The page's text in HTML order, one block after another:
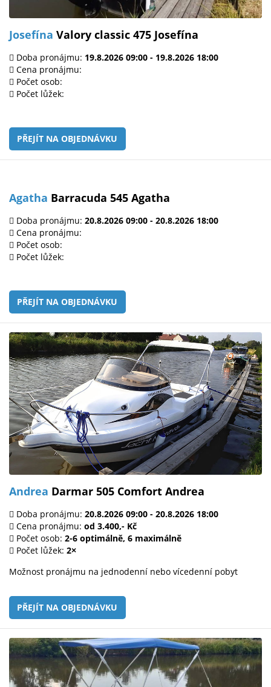
Josefína Valory classic 475 Josefína
Doba pronájmu: 19.8.2026 09:00 - 19.8.2026 18:00
Cena pronájmu:
Počet osob:
Počet lůžek:
PŘEJÍT NA OBJEDNÁVKU
Agatha Barracuda 545 Agatha
Doba pronájmu: 20.8.2026 09:00 - 20.8.2026 18:00
Cena pronájmu:
Počet osob:
Počet lůžek:
PŘEJÍT NA OBJEDNÁVKU
Andrea Darmar 505 Comfort Andrea
Doba pronájmu: 20.8.2026 09:00 - 20.8.2026 18:00
Cena pronájmu: od 3.400,- Kč
Počet osob: 2-6 optimálně, 6 maximálně
Počet lůžek: 2×
Možnost pronájmu na jednodenní nebo vícedenní pobyt
PŘEJÍT NA OBJEDNÁVKU